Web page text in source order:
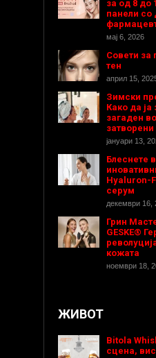
за од 8 до
панели со
мај 6, 2026
Совети за
тен
април 15,
Зимски
Како да
загаден
јануари 13,
Блеснете
Hyaluron-
серум
декември 16,
Грин
GESKE®
кожата
ноември 18,
ЖИВОТ
Bitola
сцена,